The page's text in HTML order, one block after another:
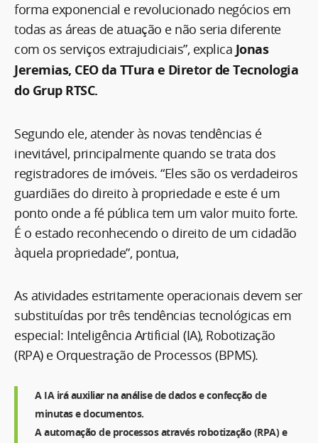
forma exponencial e revolucionado negócios em
todas as áreas de atuação e não seria diferente
com os serviços extrajudiciais”, explica Jonas
Jeremias, CEO da TTura e Diretor de Tecnologia
do Grup RTSC.
Segundo ele, atender às novas tendências é
inevitável, principalmente quando se trata dos
registradores de imóveis. “Eles são os verdadeiros
guardiães do direito à propriedade e este é um
ponto onde a fé pública tem um valor muito forte.
É o estado reconhecendo o direito de um cidadão
àquela propriedade”, pontua,
As atividades estritamente operacionais devem ser
substituídas por três tendências tecnológicas em
especial: Inteligência Artificial (IA), Robotização
(RPA) e Orquestração de Processos (BPMS).
A IA irá auxiliar na análise de dados e confecção de
minutas e documentos.
A automação de processos através robotização (RPA) e